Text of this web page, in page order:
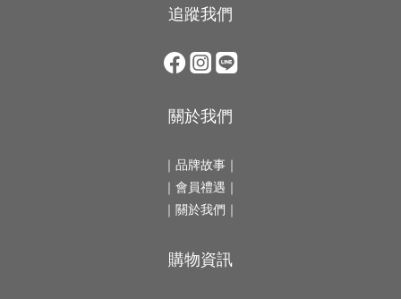
追蹤我們
關於我們
｜ 品牌故事 ｜
｜會員禮遇｜
｜ 關於我們 ｜
購物資訊